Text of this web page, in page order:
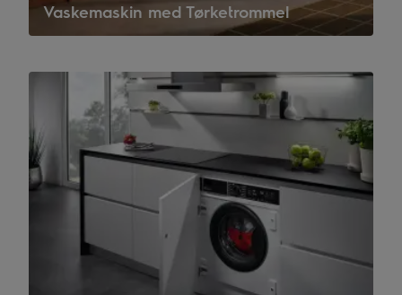
Vaskemaskin med Tørketrommel